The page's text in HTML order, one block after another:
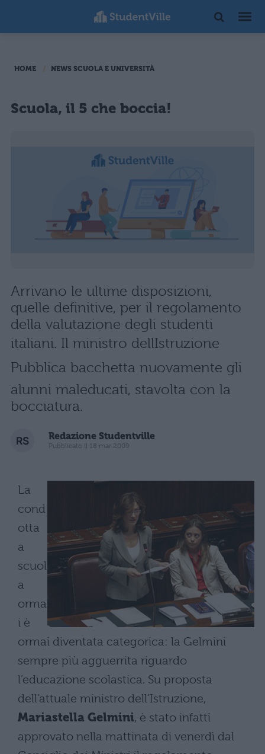
HOME NEWS SCUOLA E UNIVERSITÀ
Scuola, il 5 che boccia!
Arrivano le ultime disposizioni,
quelle definitive, per il regolamento
della valutazione degli studenti
italiani. Il ministro dellIstruzione
Pubblica bacchetta nuovamente gli
alunni maleducati, stavolta con la
bocciatura.
Redazione Studentville
Pubblicato il 18 mar 2009
La
cond
otta
a
scuol
a
orma
i è
ormai diventata categorica: la Gelmini
sempre più agguerrita riguardo
l’educazione scolastica. Su proposta
dell’attuale ministro dell’Istruzione,
Mariastella Gelmini, è stato infatti
approvato nella mattinata di venerdì dal